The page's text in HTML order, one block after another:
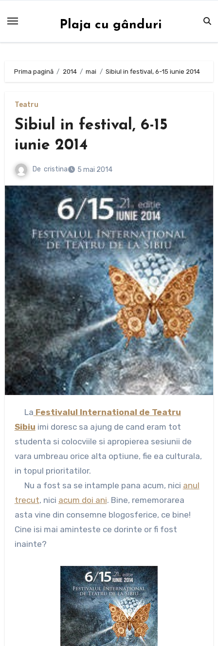
Plaja cu gânduri
Prima pagină 2014 mai Sibiul in festival, 6-15 iunie 2014
Teatru
Sibiul in festival, 6-15
iunie 2014
De cristina 5 mai 2014
La Festivalul International de Teatru
Sibiu imi doresc sa ajung de cand eram tot
studenta si colocviile si apropierea sesiunii de
vara umbreau orice alta optiune, fie ea culturala,
in topul prioritatilor.
Nu a fost sa se intample pana acum, nici anul
trecut, nici acum doi ani. Bine, rememorarea
asta vine din consemne blogosferice, ce bine!
Cine isi mai aminteste ce dorinte or fi fost
inainte?